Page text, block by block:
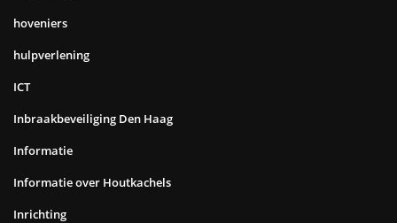
hoveniers
hulpverlening
ICT
Inbraakbeveiliging Den Haag
Informatie
Informatie over Houtkachels
Inrichting